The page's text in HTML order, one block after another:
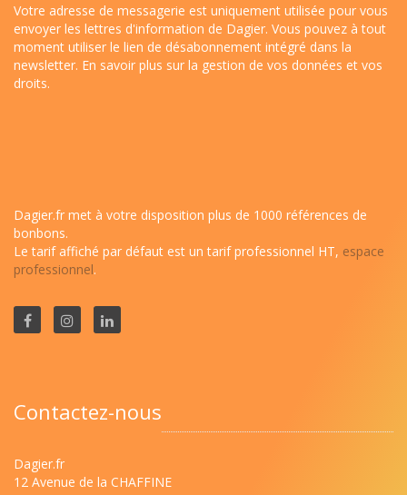
Votre adresse de messagerie est uniquement utilisée pour vous
envoyer les lettres d'information de Dagier. Vous pouvez à tout
moment utiliser le lien de désabonnement intégré dans la
newsletter. En savoir plus sur la gestion de vos données et vos
droits.
Dagier.fr met à votre disposition plus de 1000 références de
bonbons.
Le tarif affiché par défaut est un tarif professionnel HT, espace
professionnel.
Contactez-nous
Dagier.fr
12 Avenue de la CHAFFINE